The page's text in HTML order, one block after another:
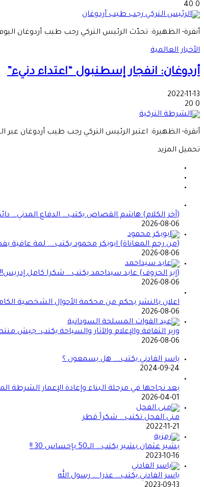
0
أنقرة- الظهيرة: تحدّث الرئيس التركي رجب طيب أردوغان
الأخبار العالمية
أردوغان: انفجار إسطنبول “اعتداء دنيء”
2022-11-13
0
أنقرة- الظهيرة: اعتبر الرئيس التركي رجب طيب أردوغان عبر التلفزيون،
تحميل المزيد
(آخر الكلام) هاشم القصاص يكتب… الدفاع المدني… دائماً
2026-08-06
(من رحم المعاناة) ابوبكر محمود يكتب…. لمة عافية
2026-08-06
(إبر الحروف) عابد سيداحمد يكتب… شكرا كامل إدريس!!
2026-08-06
اعلان بالنشر بحكم من محكمة الأحوال الشخصية
2026-08-06
وزير الثقافة والإعلام والآثار والسياحة يكتب: جيش
2026-08-06
ياسر الفادني يكتب…. هل يسمعون ؟
2024-09-24
بعد نجاحها في مرحلة البناء وإعادة الإعمار الشرطة
2026-04-01
منى الفحل تكتب… شكراً قطر
2022-11-21
بشير عثمان بشير يكتب… الــ50 بإحساس 30 !!
2023-10-16
ياسر الفادني يكتب… عذرا … رسول الله